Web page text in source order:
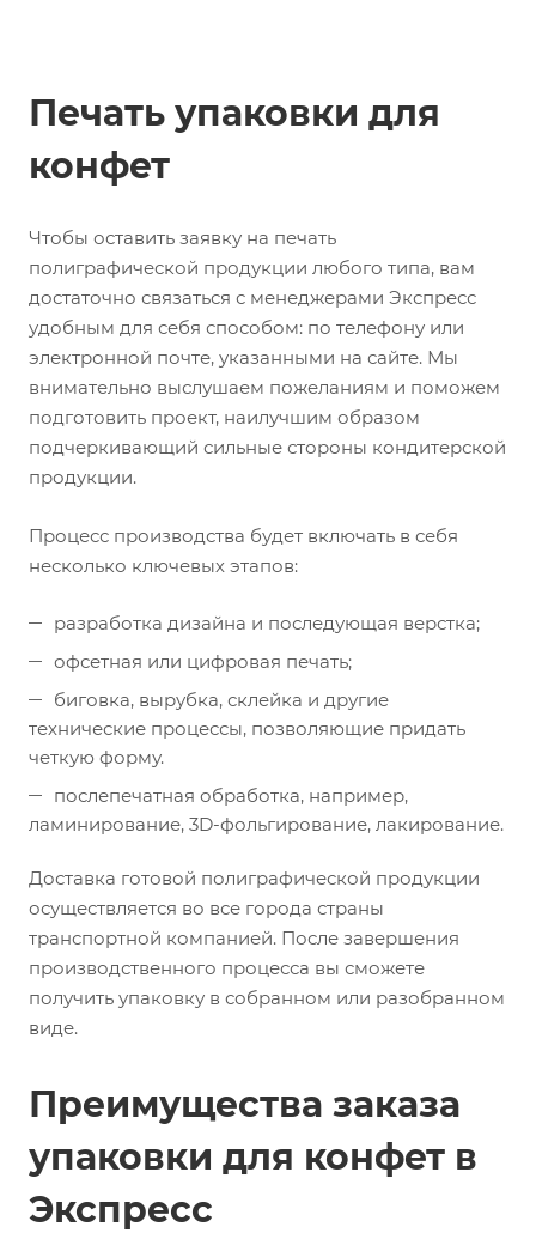
Печать упаковки для
конфет
Чтобы оставить заявку на печать
полиграфической продукции любого типа, вам
достаточно связаться с менеджерами Экспресс
удобным для себя способом: по телефону или
электронной почте, указанными на сайте. Мы
внимательно выслушаем пожеланиям и поможем
подготовить проект, наилучшим образом
подчеркивающий сильные стороны кондитерской
продукции.
Процесс производства будет включать в себя
несколько ключевых этапов:
разработка дизайна и последующая верстка;
офсетная или цифровая печать;
биговка, вырубка, склейка и другие
технические процессы, позволяющие придать
четкую форму.
послепечатная обработка, например,
ламинирование, 3D-фольгирование, лакирование.
Доставка готовой полиграфической продукции
осуществляется во все города страны
транспортной компанией. После завершения
производственного процесса вы сможете
получить упаковку в собранном или разобранном
виде.
Преимущества заказа
упаковки для конфет в
Экспресс